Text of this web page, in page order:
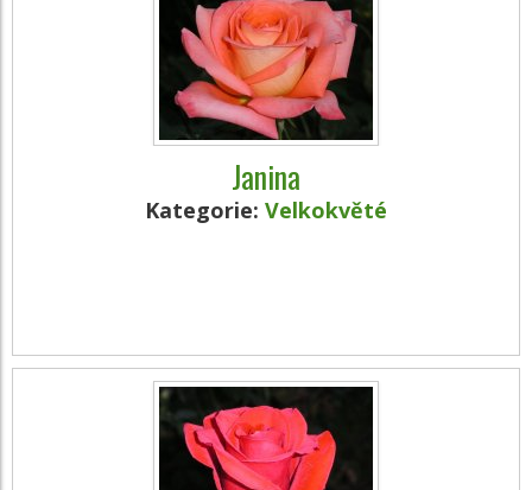
Janina
Kategorie: Velkokvěté